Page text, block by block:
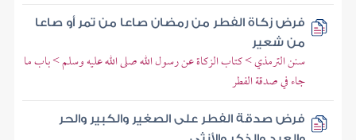
فرض زكاة الفطر من رمضان صاعا من تمر أو صاعا
من شعير
سنن الترمذي > كتاب الزكاة عن رسول الله صلى الله عليه وسلم > باب ما
جاء في صدقة الفطر
فرض صدقة الفطر على الصغير والكبير والحر